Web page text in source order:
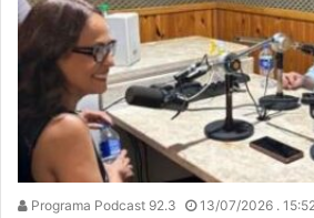
Programa Podcast 92.3 13/07/2026 .